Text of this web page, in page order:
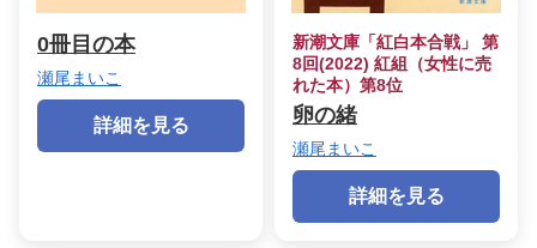
0冊目の本
瀬尾まいこ
詳細を見る
新潮文庫「紅白本合戦」 第
8回(2022) 紅組（女性に売
れた本）第8位
卵の緒
瀬尾まいこ
詳細を見る